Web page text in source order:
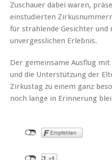
Zuschauer dabei waren,
einstudierten
für strahlende Gesichter und
unvergesslichen Erlebnis.
Der gemeinsame Ausflug
und die Unterstützung der
Zirkustag zu einem ganz
noch lange in Erinnerung